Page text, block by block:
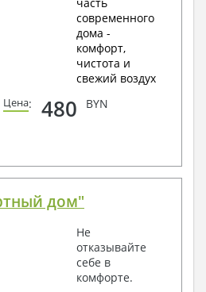
современного
дома -
комфорт,
чистота и
свежий воздух
Цена: 480 BYN
дом"
Не
отказывайте
себе в
комфорте.